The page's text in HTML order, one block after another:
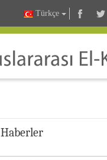
Türkçe
Haberler